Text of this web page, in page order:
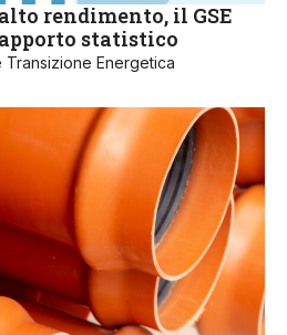
rendimento, il GSE
statistico
Transizione Energetica